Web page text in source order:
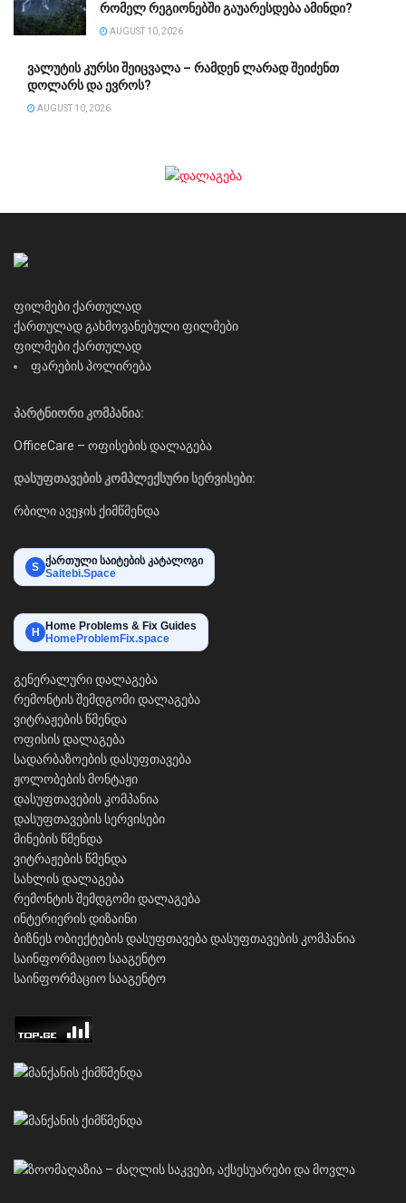
რომელ რეგიონებში გაუარესდება ამინდი?
AUGUST 10, 2026
ვალუტის კურსი შეიცვალა – რამდენ ლარად შეიძენთ
დოლარს და ევროს?
AUGUST 10, 2026
ფილმები ქართულად
ქართულად გახმოვანებული ფილმები
ფილმები ქართულად
ფარების პოლირება
პარტნიორი კომპანია:
OfficeCare – ოფისების დალაგება
დასუფთავების კომპლექსური სერვისები:
რბილი ავეჯის ქიმწმენდა
S ქართული საიტების კატალოგი
Saitebi.Space
H Home Problems & Fix Guides
HomeProblemFix.space
გენერალური დალაგება
რემონტის შემდგომი დალაგება
ვიტრაჟების წმენდა
ოფისის დალაგება
სადარბაზოების დასუფთავება
ჟოლობების მონტაჟი
დასუფთავების კომპანია
დასუფთავების სერვისები
მინების წმენდა
ვიტრაჟების წმენდა
სახლის დალაგება
რემონტის შემდგომი დალაგება
ინტერიერის დიზაინი
ბიზნეს ობიექტების დასუფთავებადასუფთავების კომპანია
საინფორმაციო სააგენტო
საინფორმაციო სააგენტო